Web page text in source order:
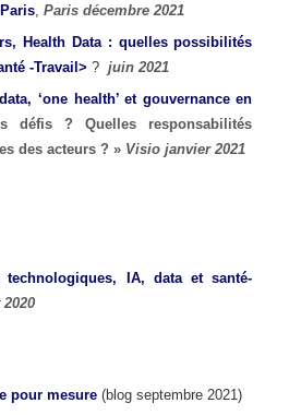
, Paris décembre 2021
Health Data : quelles possibilités
-Travail> ? juin 2021
‘one health’ et gouvernance en
défis ? Quelles responsabilités
des acteurs ? » Visio janvier 2021
technologiques, IA, data et santé-
pour mesure(blog septembre 2021)